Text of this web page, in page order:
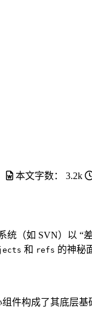
本文字数： 3.2k
（如 SVN）以
和 refs 的神秘
件构成了其底层基